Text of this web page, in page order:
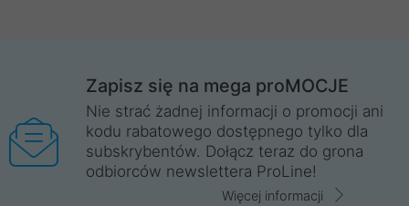
Zapisz się na mega proMOCJE
Nie strać żadnej informacji o promocji ani
kodu rabatowego dostępnego tylko dla
subskrybentów. Dołącz teraz do grona
odbiorców newslettera ProLine!
Więcej informacji